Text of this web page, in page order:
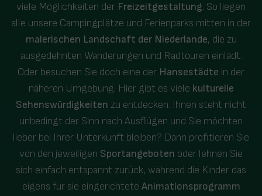
viele Möglichkeiten der Freizeitgestaltung. So liegen
alle unsere Campingplätze und Ferienparks mitten in der
malerischen Landschaft der Niederlande, die zu
ausgedehnten Wanderungen und Radtouren einlädt.
Oder besuchen Sie doch eine der Hansestädte in der
näheren Umgebung. Hier gibt es viele kulturelle
Sehenswürdigkeiten zu entdecken. Ihnen steht nicht
unbedingt der Sinn nach Ausflügen und Sie möchten
lieber bei Ihrer Unterkunft bleiben? Dann profitieren Sie
von den jeweiligen Sportangeboten oder lehnen Sie
sich einfach entspannt zurück, während die Kinder das
eigens für sie eingerichtete Animationsprogramm